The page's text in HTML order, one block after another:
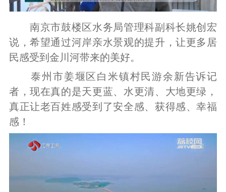
南京市鼓楼区水务局管理科副科长姚创宏
说，希望通过河岸亲水景观的提升，让更多居
民感受到金川河带来的美好。
泰州市姜堰区白米镇村民游余新告诉记
者，现在真的是天更蓝、水更清、大地更绿，
真正让老百姓感受到了安全感、获得感、幸福
感！